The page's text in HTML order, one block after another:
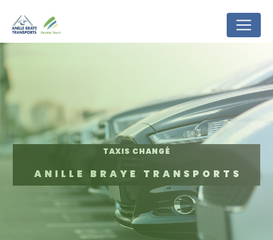
TAXIS CHANGÉ
ANILLE BRAYE TRANSPORTS